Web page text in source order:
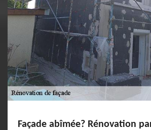
Façade abîmée? Rénovation